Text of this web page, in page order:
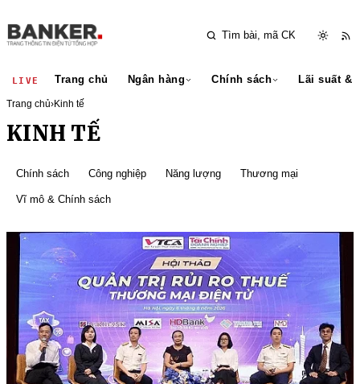
LIVE Trang chủ Ngân hàng Chính sách Lãi suất &
Trang chủ›Kinh tế
KINH TẾ
Chính sách Công nghiệp Năng lượng Thương mại
Vĩ mô & Chính sách